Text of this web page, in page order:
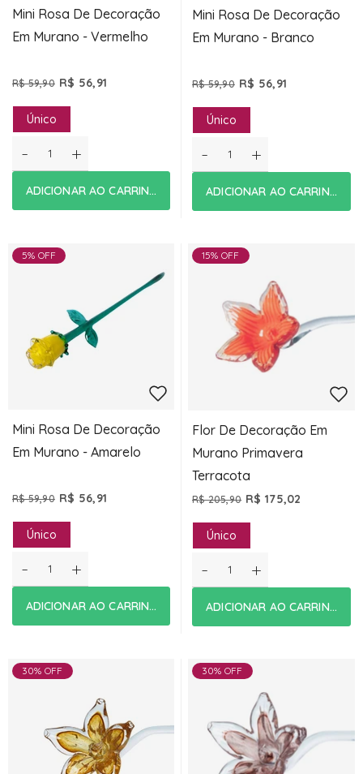
Mini Rosa De Decoração
Em Murano - Vermelho
R$ 59,90 R$ 56,91
Único
- +
ADICIONAR AO CARRINHO
Mini Rosa De Decoração
Em Murano - Branco
R$ 59,90 R$ 56,91
Único
- +
ADICIONAR AO CARRINHO
5% OFF
Mini Rosa De Decoração
Em Murano - Amarelo
R$ 59,90 R$ 56,91
Único
- +
ADICIONAR AO CARRINHO
15% OFF
Flor De Decoração Em
Murano Primavera
Terracota
R$ 205,90 R$ 175,02
Único
- +
ADICIONAR AO CARRINHO
30% OFF 30% OFF